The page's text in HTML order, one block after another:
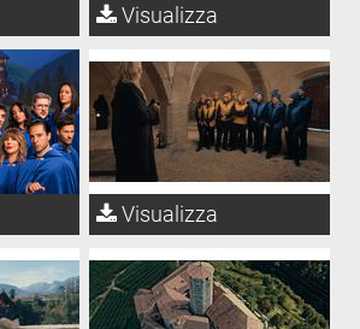
Visualizza
Visualizza